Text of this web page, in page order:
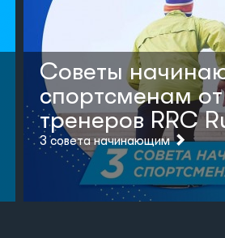
Советы
спортсменам от
тренеров RRC
3 совета начинающим